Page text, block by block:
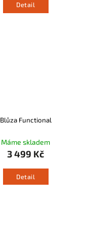
Detail
Blůza Functional
Máme skladem
3 499 Kč
Detail